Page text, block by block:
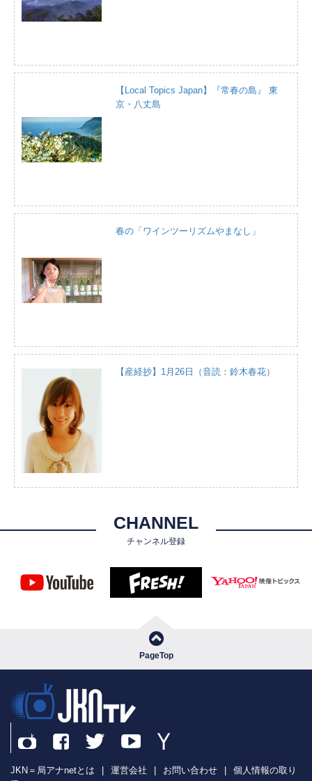
【Local Topics Japan】『常春の島』 東
京・八丈島
春の「ワインツーリズムやまなし」
【産経抄】1月26日（音読：鈴木春花）
CHANNEL
チャンネル登録
PageTop
JKN＝局アナnetとは 運営会社 お問い合わせ
個人情報の取り